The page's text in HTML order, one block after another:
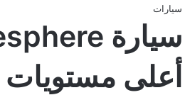
سيارات
سيارة
أعلى مستويات